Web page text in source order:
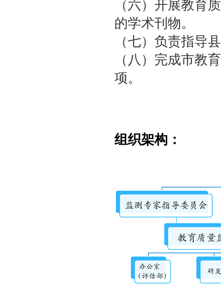
（六）开展教育
的学术刊物。
（七）负责指导
（八）完成市教
项。
组织架构：